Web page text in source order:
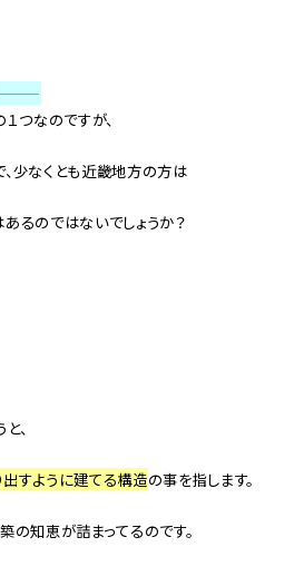
つなのですが、
少なくとも近畿地方の方は
るのではないでしょうか？
、
すように建てる構造の事を指します。
の知恵が詰まってるのです。